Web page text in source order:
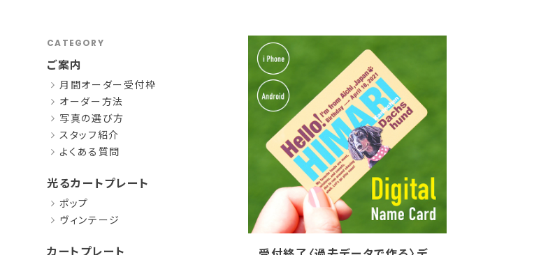
CATEGORY
ご案内
月間オーダー受付枠
オーダー方法
写真の選び方
スタッフ紹介
よくある質問
光るカートプレート
ポップ
ヴィンテージ
カートプレート